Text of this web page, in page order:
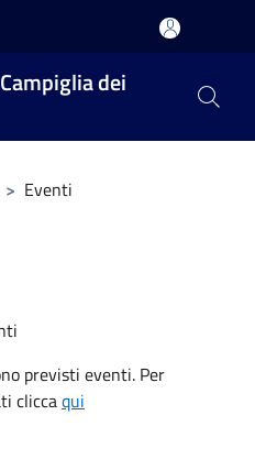
dei
> Eventi
previsti eventi. Per
cliccaqui